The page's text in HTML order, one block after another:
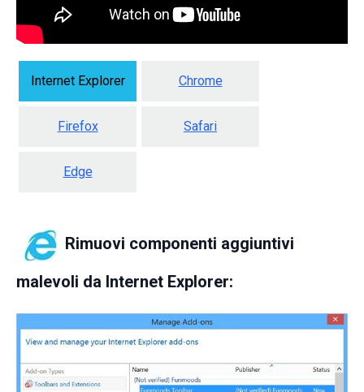
Internet Explorer Chrome
Firefox Safari
Edge
Rimuovi componenti aggiuntivi
malevoli da Internet Explorer: